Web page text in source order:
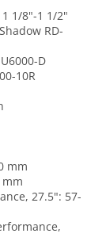
1 1/8"-1 1/2"
RD-
D
10R
mm
mm
27.5": 57-